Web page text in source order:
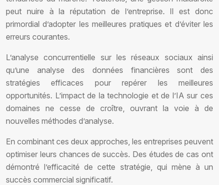
peut nuire à la réputation de l’entreprise. Il est donc
primordial d’adopter les meilleures pratiques et d’éviter les
erreurs courantes.
L’analyse concurrentielle sur les réseaux sociaux ainsi
qu’une analyse des données financières sont des
stratégies efficaces pour repérer les meilleures
opportunités. L’impact de la technologie et de l’IA sur ces
domaines ne cesse de croître, ouvrant la voie à de
nouvelles méthodes d’analyse.
En combinant ces deux approches, les entreprises peuvent
optimiser leurs chances de succès. Des études de cas ont
démontré l’efficacité de cette stratégie, qui mène à un
succès commercial significatif.